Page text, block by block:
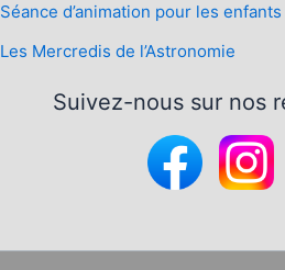
Séance d’animation pour les enfants
Les Mercredis de l’Astronomie
Suivez-nous sur nos